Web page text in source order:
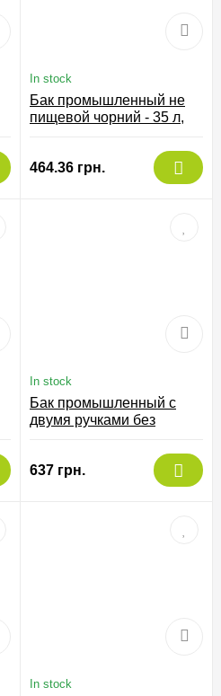
In stock
Бак промышленный не
пищевой чорний - 35 л,
464.36 грн.
In stock
Бак промышленный с
двумя ручками без
637 грн.
In stock